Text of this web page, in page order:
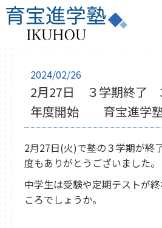
ホーム
選べる2つの指導
個別指導
学習スタジオパーソ
集団指導
集団指導 中学生の方
2024/02/26
2月27日 ３学期終了
年度開始 育宝進学
2月27日(火)で塾の３学期が終
度もありがとうございました。
中学生は受験や定期テストが
ころでしょうか。